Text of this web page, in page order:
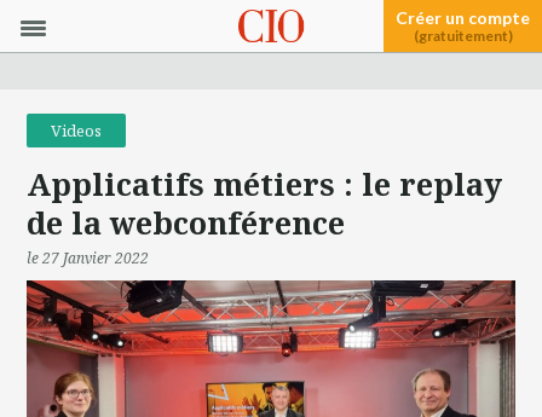
Créer un compte
(gratuitement)
Videos
Applicatifs métiers : le replay
de la webconférence
le 27 Janvier 2022